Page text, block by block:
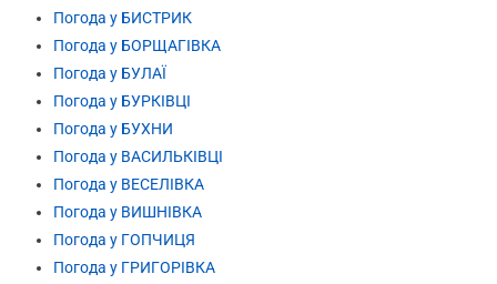
Погода у БИСТРИК
Погода у БОРЩАГІВКА
Погода у БУЛАЇ
Погода у БУРКІВЦІ
Погода у БУХНИ
Погода у ВАСИЛЬКІВЦІ
Погода у ВЕСЕЛІВКА
Погода у ВИШНІВКА
Погода у ГОПЧИЦЯ
Погода у ГРИГОРІВКА